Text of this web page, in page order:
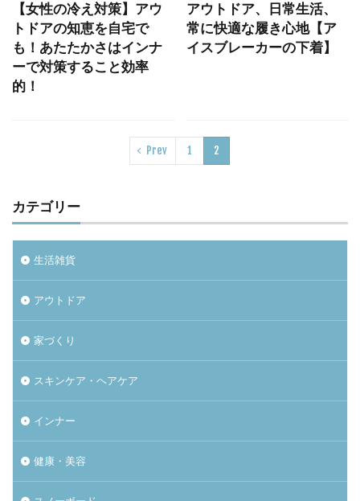
【女性の冷え対策】アウ
トドアの知恵を自宅で
も！あたたかさはインナ
ーで対策すること効率
的！
アウトドア、日常生活、
常に快適な履き心地【ア
イスブレーカーの下着】
Prev 1 2
カテゴリー
生活雑貨
アウトドア
家づくり
スキンケア・ヘアケア
インナー
健康・美容